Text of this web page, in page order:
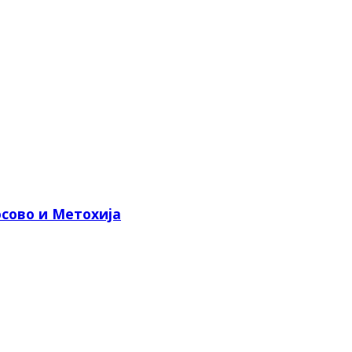
и Метохија